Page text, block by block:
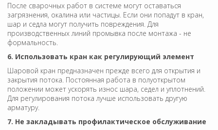
После сварочных работ в системе могут оставаться
загрязнения, окалина или частицы. Если они попадут в кран,
шар и седла могут получить повреждения. Для
производственных линий промывка после монтажа - не
формальность.
6. Использовать кран как регулирующий элемент
Шаровой кран предназначен прежде всего для открытия и
закрытия потока. Постоянная работа в полуоткрытом
положении может ускорять износ шара, седел и уплотнений.
Для регулирования потока лучше использовать другую
арматуру.
7. Не закладывать профилактическое обслуживание